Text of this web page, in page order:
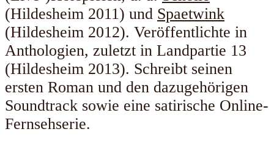
(Hildesheim 2011) und Spaetwink
(Hildesheim 2012). Veröffentlichte in
Anthologien, zuletzt in Landpartie 13
(Hildesheim 2013). Schreibt seinen
ersten Roman und den dazugehörigen
Soundtrack sowie eine satirische Online-
Fernsehserie.